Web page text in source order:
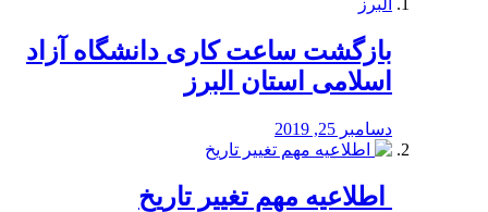
بازگشت ساعت کاری دانشگاه آزاد
اسلامی استان البرز
دسامبر 25, 2019
️ اطلاعیه مهم تغییر تاریخ